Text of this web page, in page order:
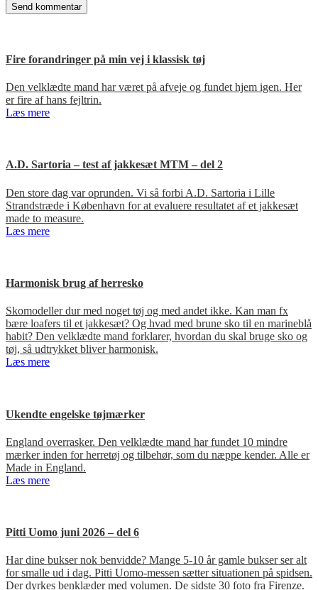
Fire forandringer på min vej i klassisk tøj
Den velklædte mand har været på afveje og fundet hjem igen. Her
er fire af hans fejltrin.
Læs mere
A.D. Sartoria – test af jakkesæt MTM – del 2
Den store dag var oprunden. Vi så forbi A.D. Sartoria i Lille
Strandstræde i København for at evaluere resultatet af et jakkesæt
made to measure.
Læs mere
Harmonisk brug af herresko
Skomodeller dur med noget tøj og med andet ikke. Kan man fx
bære loafers til et jakkesæt? Og hvad med brune sko til en marineblå
habit? Den velklædte mand forklarer, hvordan du skal bruge sko og
tøj, så udtrykket bliver harmonisk.
Læs mere
Ukendte engelske tøjmærker
England overrasker. Den velklædte mand har fundet 10 mindre
mærker inden for herretøj og tilbehør, som du næppe kender. Alle er
Made in England.
Læs mere
Pitti Uomo juni 2026 – del 6
Har dine bukser nok benvidde? Mange 5-10 år gamle bukser ser alt
for smalle ud i dag. Pitti Uomo-messen sætter situationen på spidsen.
Der dyrkes benklæder med volumen. De sidste 30 foto fra Firenze.